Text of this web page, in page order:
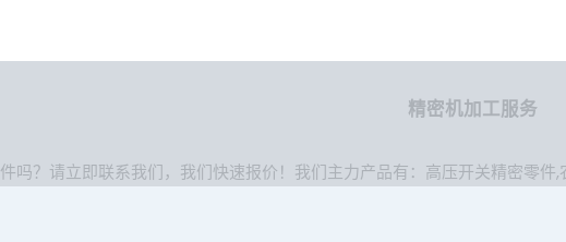
精密机加工服务
吗？请立即联系我们，我们快速报价！我们主力产品有： 高压开关精密零件,